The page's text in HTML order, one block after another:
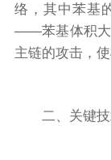
络，其中苯基
——苯基体积大
主链的攻击，
二、关键技术